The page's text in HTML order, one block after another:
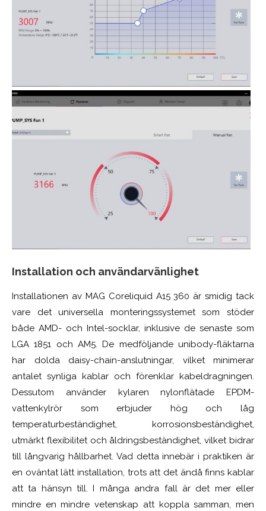
Installation och användarvänlighet
Installationen av MAG Coreliquid A15 360 är smidig tack
vare det universella monteringssystemet som stöder
både AMD- och Intel-socklar, inklusive de senaste som
LGA 1851 och AM5. De medföljande unibody-fläktarna
har dolda daisy-chain-anslutningar, vilket minimerar
antalet synliga kablar och förenklar kabeldragningen.
Dessutom använder kylaren nylonflätade EPDM-
vattenkylrör som erbjuder hög och låg
temperaturbeständighet, korrosionsbeständighet,
utmärkt flexibilitet och åldringsbeständighet, vilket bidrar
till långvarig hållbarhet. Vad detta innebär i praktiken är
en oväntat lätt installation, trots att det ändå finns kablar
att ta hänsyn till. I många andra fall är det mer eller
mindre en mindre vetenskap att koppla samman, men